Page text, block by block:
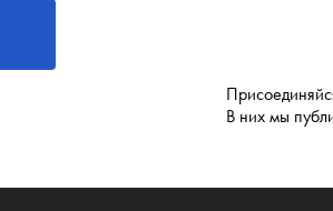
В них мы